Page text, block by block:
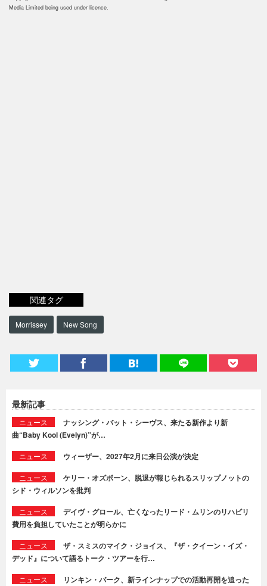
Media Limited being used under licence.
関連タグ
Morrissey New Song
最新記事
ニュース
ナッシング・バット・シーヴス、来たる新作より新
曲“Baby Kool (Evelyn)”が…
ニュース ウィーザー、2027年2月に来日公演が決定
ニュース
ケリー・オズボーン、脱退が報じられるスリップノットの
シド・ウィルソンを批判
ニュース
デイヴ・グロール、亡くなったリード・ムリンのリハビリ
費用を負担していたことが明らかに
ニュース
ザ・スミスのマイク・ジョイス、『ザ・クイーン・イズ・
デッド』について語るトーク・ツアーを行…
ニュース
リンキン・パーク、新ラインナップでの活動再開を追った